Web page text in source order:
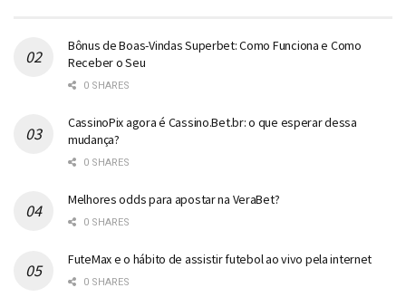
Bônus de Boas-Vindas Superbet: Como Funciona e Como
Receber o Seu
0 SHARES
CassinoPix agora é Cassino.Bet.br: o que esperar dessa
mudança?
0 SHARES
Melhores odds para apostar na VeraBet?
0 SHARES
FuteMax e o hábito de assistir futebol ao vivo pela internet
0 SHARES